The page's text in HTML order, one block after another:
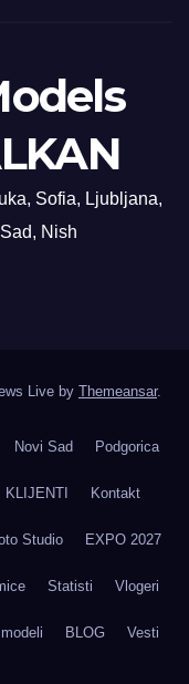
Sofia, Ljubljana,
Nish
Live by Themeansar.
Novi Sad Podgorica
KLIJENTI Kontakt
Studio EXPO 2027
Statisti Vlogeri
BLOG Vesti